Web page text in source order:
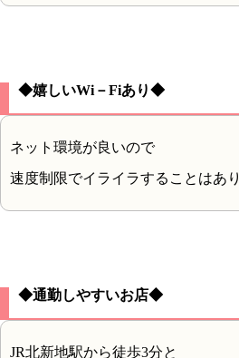
◆嬉しいWi－Fiあり◆
ネット環境が良いので
速度制限でイライラすることはあ
◆通勤しやすいお店◆
JR北新地駅から徒歩3分と